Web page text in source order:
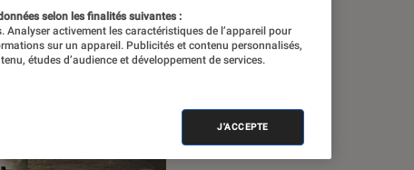
selon les finalités suivantes :
activement les caractéristiques de l’appareil pour
sur un appareil. Publicités et contenu personnalisés,
études d’audience et développement de services.
J'ACCEPTE